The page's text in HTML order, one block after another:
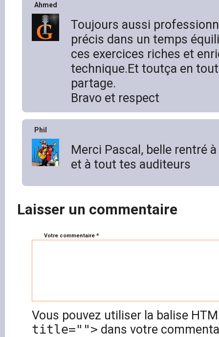
Ahmed
Toujours aussi
précis dans un temps
ces exercices riches et
technique.Et toutça en
partage.
Bravo et respect
Phil
Merci Pascal, belle rentré
et à tout tes auditeurs
Laisser un commentaire
Votre commentaire *
Vous pouvez utiliser la balise
title=""> dans votre